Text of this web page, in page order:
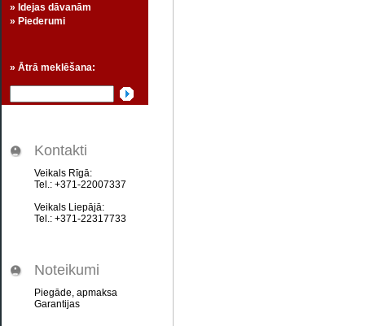
» Idejas dāvanām
» Piederumi
» Ātrā meklēšana:
Kontakti
Veikals Rīgā:
Tel.: +371-22007337
Veikals Liepājā:
Tel.: +371-22317733
Noteikumi
Piegāde, apmaksa
Garantijas